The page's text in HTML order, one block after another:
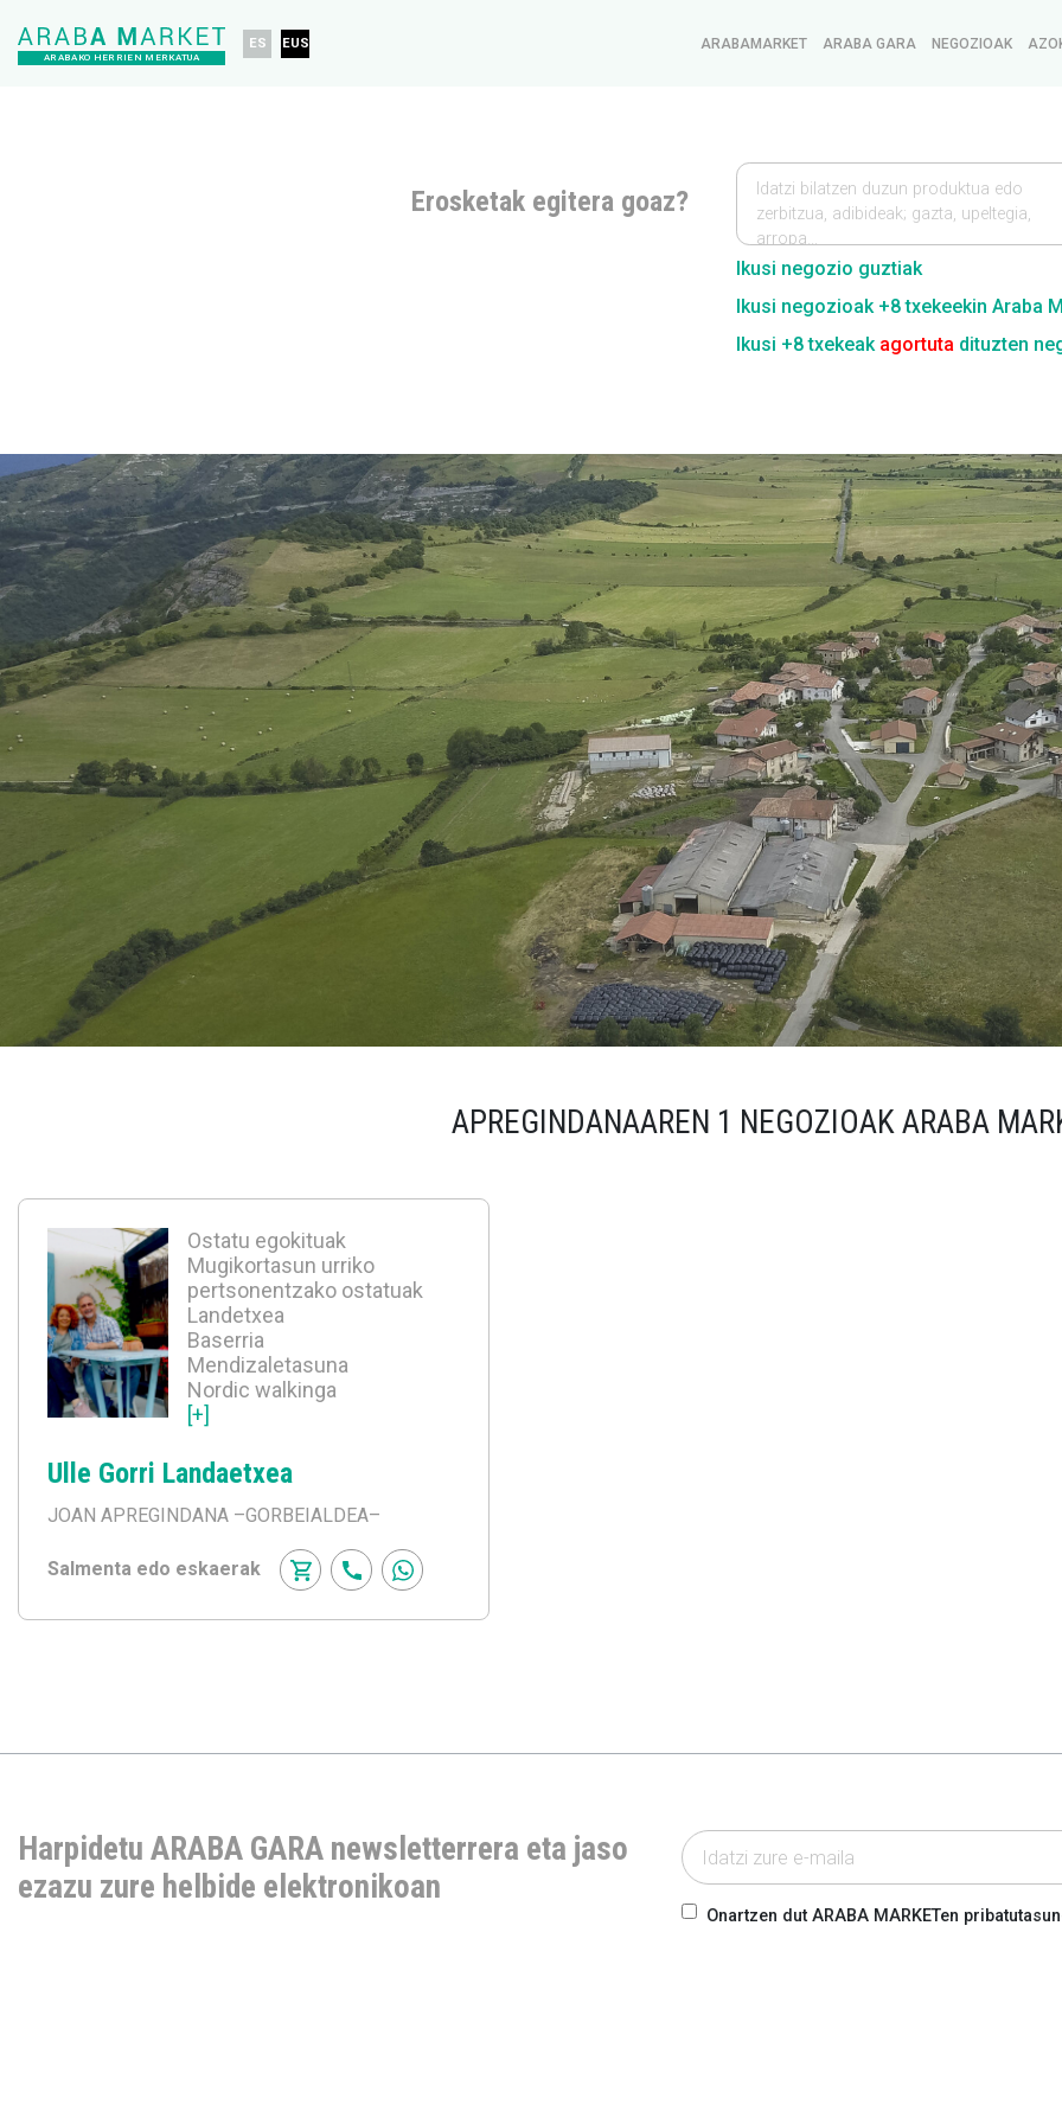
ARABAKO HERRIEN MERKATUA
ES EUS ARABAMARKET ARABA GARA NEGOZIOAK
Erosketak egitera goaz?
Idatzi bilatzen duzun produktua edo
zerbitzua, adibideak; gazta, upeltegia,
arropa…
Ikusi negozio guztiak
Ikusi negozioak +8 txekeekin Araba
Ikusi +8 txekeak agortuta dituzten
APREGINDANAAREN 1 NEGOZIOAK ARABA
Ostatu egokituak
Mugikortasun urriko
pertsonentzako ostatuak
Landetxea
Baserria
Mendizaletasuna
Nordic walkinga
[+]
Ulle Gorri Landaetxea
JOAN APREGINDANA –GORBEIALDEA–
Salmenta edo eskaerak
Harpidetu ARABA GARA newsletterrera eta jaso
ezazu zure helbide elektronikoan
Onartzen dut ARABA MARKETen